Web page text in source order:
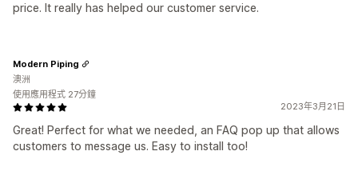
price. It really has helped our customer service.
2023年3月21日
Great! Perfect for what we needed, an FAQ pop up that allows
customers to message us. Easy to install too!
Modern Piping
澳洲
使用應用程式 27分鐘